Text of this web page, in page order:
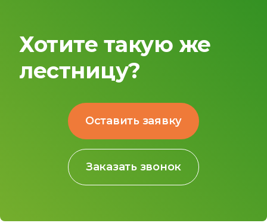
Хотите такую же
лестницу?
Оставить заявку
Заказать звонок